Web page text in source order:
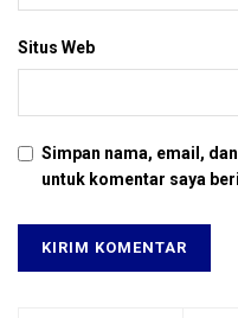
Situs Web
Simpan nama, email,
untuk komentar saya